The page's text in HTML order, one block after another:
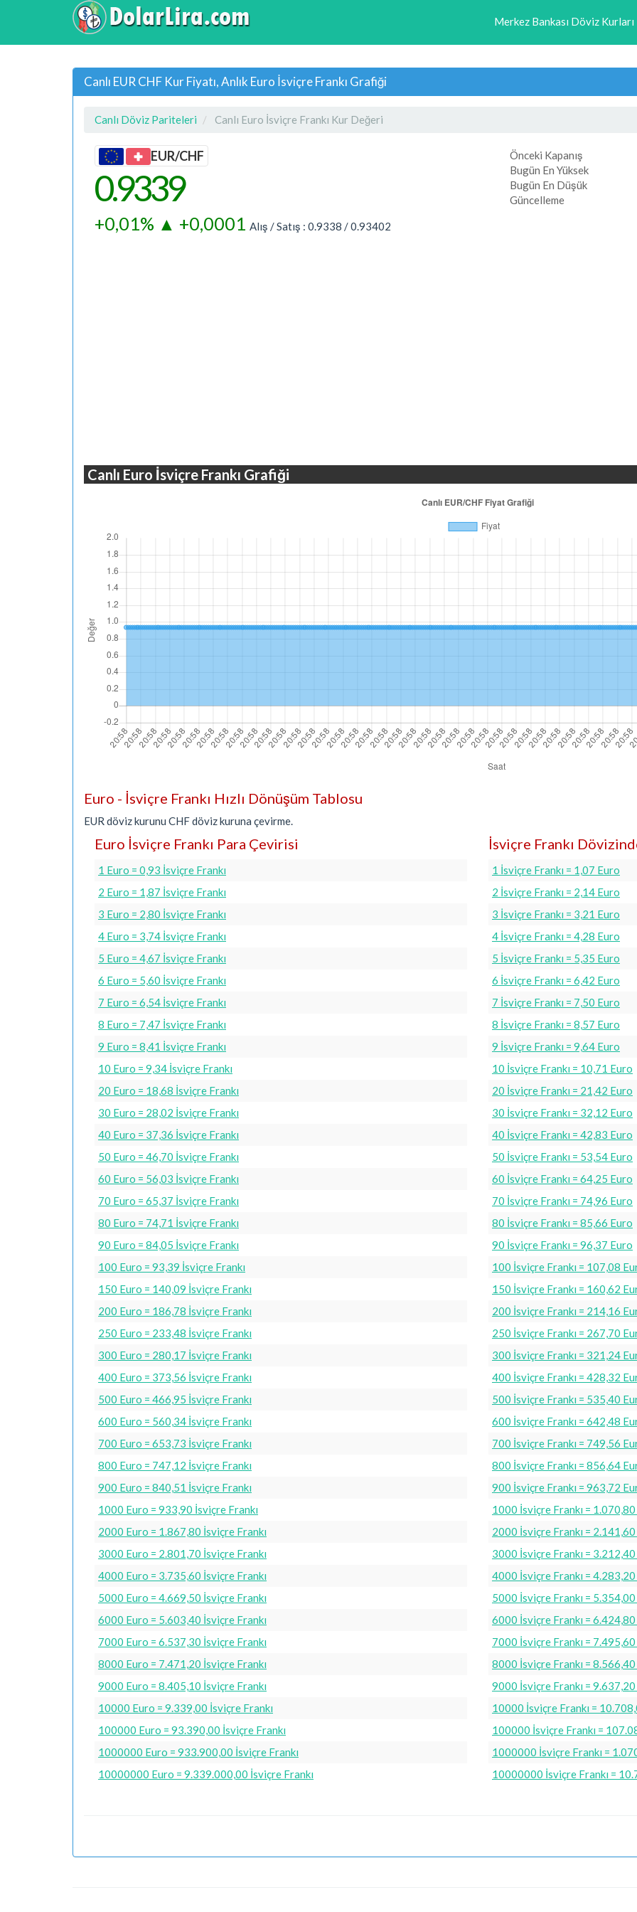
Merkez Bankası Döviz Kurları
Canlı EUR CHF Kur Fiyatı, Anlık Euro İsviçre Frankı Grafiği
Canlı Döviz Pariteleri Canlı Euro İsviçre Frankı Kur Değeri
EUR/CHF
0.9339
+0,01% ▲ +0,0001 Alış / Satış : 0.9338 /0.93402
Önceki Kapanış
Bugün En Yüksek
Bugün En Düşük
Güncelleme
Canlı Euro İsviçre Frankı Grafiği
Euro - İsviçre Frankı Hızlı Dönüşüm Tablosu
EUR döviz kurunu CHF döviz kuruna çevirme.
Euro İsviçre Frankı Para Çevirisi
1 Euro = 0,93 İsviçre Frankı
2 Euro = 1,87 İsviçre Frankı
3 Euro = 2,80 İsviçre Frankı
4 Euro = 3,74 İsviçre Frankı
5 Euro = 4,67 İsviçre Frankı
6 Euro = 5,60 İsviçre Frankı
7 Euro = 6,54 İsviçre Frankı
8 Euro = 7,47 İsviçre Frankı
9 Euro = 8,41 İsviçre Frankı
10 Euro = 9,34 İsviçre Frankı
20 Euro = 18,68 İsviçre Frankı
30 Euro = 28,02 İsviçre Frankı
40 Euro = 37,36 İsviçre Frankı
50 Euro = 46,70 İsviçre Frankı
60 Euro = 56,03 İsviçre Frankı
70 Euro = 65,37 İsviçre Frankı
80 Euro = 74,71 İsviçre Frankı
90 Euro = 84,05 İsviçre Frankı
100 Euro = 93,39 İsviçre Frankı
150 Euro = 140,09 İsviçre Frankı
200 Euro = 186,78 İsviçre Frankı
250 Euro = 233,48 İsviçre Frankı
300 Euro = 280,17 İsviçre Frankı
400 Euro = 373,56 İsviçre Frankı
500 Euro = 466,95 İsviçre Frankı
600 Euro = 560,34 İsviçre Frankı
700 Euro = 653,73 İsviçre Frankı
800 Euro = 747,12 İsviçre Frankı
900 Euro = 840,51 İsviçre Frankı
1000 Euro = 933,90 İsviçre Frankı
2000 Euro = 1.867,80 İsviçre Frankı
3000 Euro = 2.801,70 İsviçre Frankı
4000 Euro = 3.735,60 İsviçre Frankı
5000 Euro = 4.669,50 İsviçre Frankı
6000 Euro = 5.603,40 İsviçre Frankı
7000 Euro = 6.537,30 İsviçre Frankı
8000 Euro = 7.471,20 İsviçre Frankı
9000 Euro = 8.405,10 İsviçre Frankı
10000 Euro = 9.339,00 İsviçre Frankı
100000 Euro = 93.390,00 İsviçre Frankı
1000000 Euro = 933.900,00 İsviçre Frankı
10000000 Euro = 9.339.000,00 İsviçre Frankı
İsviçre Frankı
1 İsviçre Frankı = 1,07 Euro
2 İsviçre Frankı = 2,14 Euro
3 İsviçre Frankı = 3,21 Euro
4 İsviçre Frankı = 4,28 Euro
5 İsviçre Frankı = 5,35 Euro
6 İsviçre Frankı = 6,42 Euro
7 İsviçre Frankı = 7,50 Euro
8 İsviçre Frankı = 8,57 Euro
9 İsviçre Frankı = 9,64 Euro
10 İsviçre Frankı = 10,71 Euro
20 İsviçre Frankı = 21,42 Euro
30 İsviçre Frankı = 32,12 Euro
40 İsviçre Frankı = 42,83 Euro
50 İsviçre Frankı = 53,54 Euro
60 İsviçre Frankı = 64,25 Euro
70 İsviçre Frankı = 74,96 Euro
80 İsviçre Frankı = 85,66 Euro
90 İsviçre Frankı = 96,37 Euro
100 İsviçre Frankı = 107,08
150 İsviçre Frankı = 160,62
200 İsviçre Frankı = 214,16
250 İsviçre Frankı = 267,70
300 İsviçre Frankı = 321,24
400 İsviçre Frankı = 428,32
500 İsviçre Frankı = 535,40
600 İsviçre Frankı = 642,48
700 İsviçre Frankı = 749,56
800 İsviçre Frankı = 856,64
900 İsviçre Frankı = 963,72
1000 İsviçre Frankı =
2000 İsviçre Frankı =
3000 İsviçre Frankı =
4000 İsviçre Frankı =
5000 İsviçre Frankı =
6000 İsviçre Frankı =
7000 İsviçre Frankı =
8000 İsviçre Frankı =
9000 İsviçre Frankı =
10000 İsviçre Frankı =
100000 İsviçre Frankı =
1000000 İsviçre Frankı =
10000000 İsviçre Frankı =